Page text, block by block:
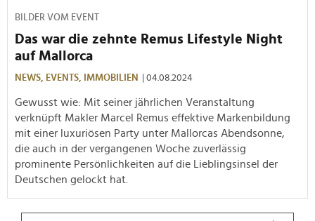
BILDER VOM EVENT
Das war die zehnte Remus Lifestyle Night
auf Mallorca
NEWS, EVENTS, IMMOBILIEN | 04.08.2024
Gewusst wie: Mit seiner jährlichen Veranstaltung
verknüpft Makler Marcel Remus effektive Markenbildung
mit einer luxuriösen Party unter Mallorcas Abendsonne,
die auch in der vergangenen Woche zuverlässig
prominente Persönlichkeiten auf die Lieblingsinsel der
Deutschen gelockt hat.